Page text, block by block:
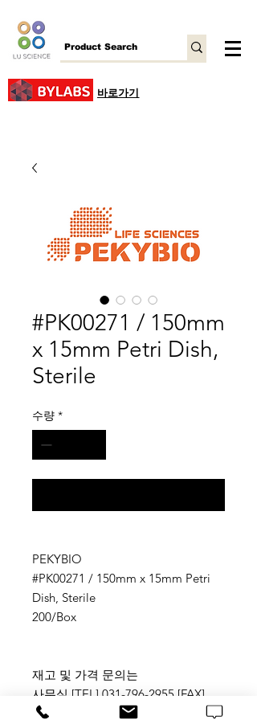
바로가기
#PK00271 / 150mm
x 15mm Petri Dish,
Sterile
수량 *
PEKYBIO
#PK00271 / 150mm x 15mm Petri
Dish, Sterile
200/Box
재고 및 가격 문의는
사무실 [TEL] 031-796-2955 [FAX]
031-796-2956